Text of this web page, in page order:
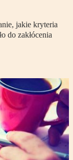
jakie kryteria
do zakłócenia